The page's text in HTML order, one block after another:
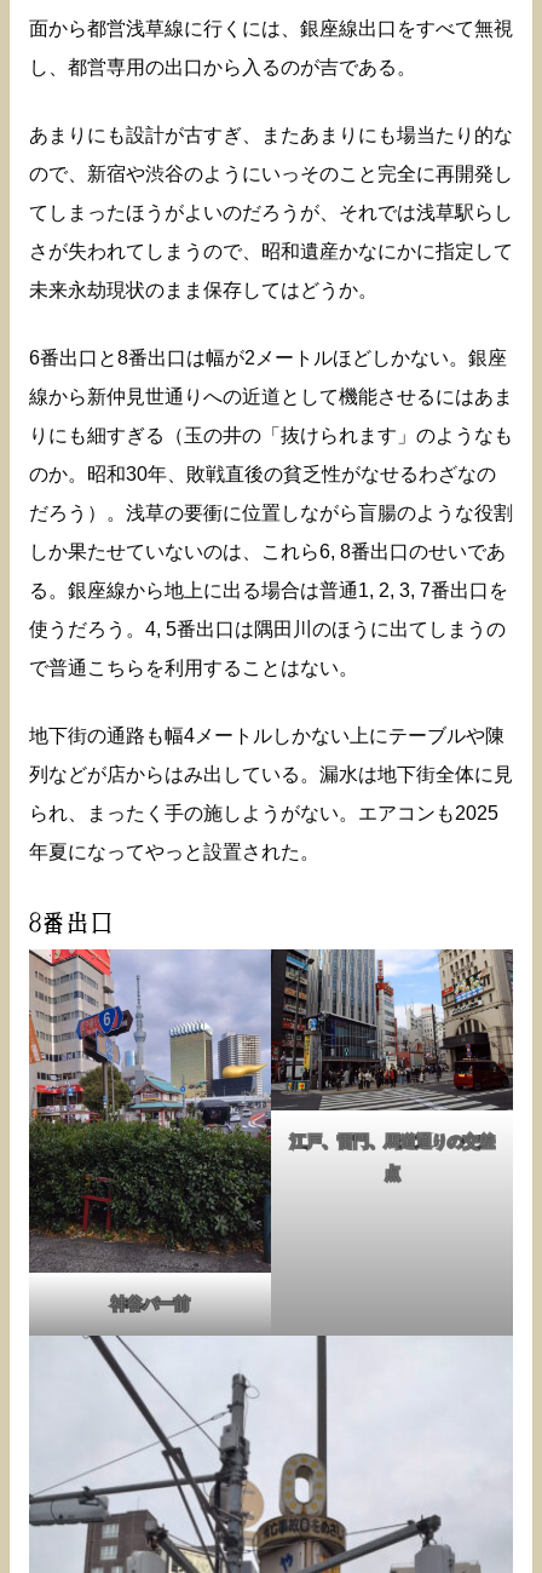
面から都営浅草線に行くには、銀座線出口をすべて無視
し、都営専用の出口から入るのが吉である。
あまりにも設計が古すぎ、またあまりにも場当たり的な
ので、新宿や渋谷のようにいっそのこと完全に再開発し
てしまったほうがよいのだろうが、それでは浅草駅らし
さが失われてしまうので、昭和遺産かなにかに指定して
未来永劫現状のまま保存してはどうか。
6番出口と8番出口は幅が2メートルほどしかない。銀座
線から新仲見世通りへの近道として機能させるにはあま
りにも細すぎる（玉の井の「抜けられます」のようなも
のか。昭和30年、敗戦直後の貧乏性がなせるわざなの
だろう）。浅草の要衝に位置しながら盲腸のような役割
しか果たせていないのは、これら6, 8番出口のせいであ
る。銀座線から地上に出る場合は普通1, 2, 3, 7番出口を
使うだろう。4, 5番出口は隅田川のほうに出てしまうの
で普通こちらを利用することはない。
地下街の通路も幅4メートルしかない上にテーブルや陳
列などが店からはみ出している。漏水は地下街全体に見
られ、まったく手の施しようがない。エアコンも2025
年夏になってやっと設置された。
8番出口
神谷バー前
江戸、雷門、馬道通りの交差
点